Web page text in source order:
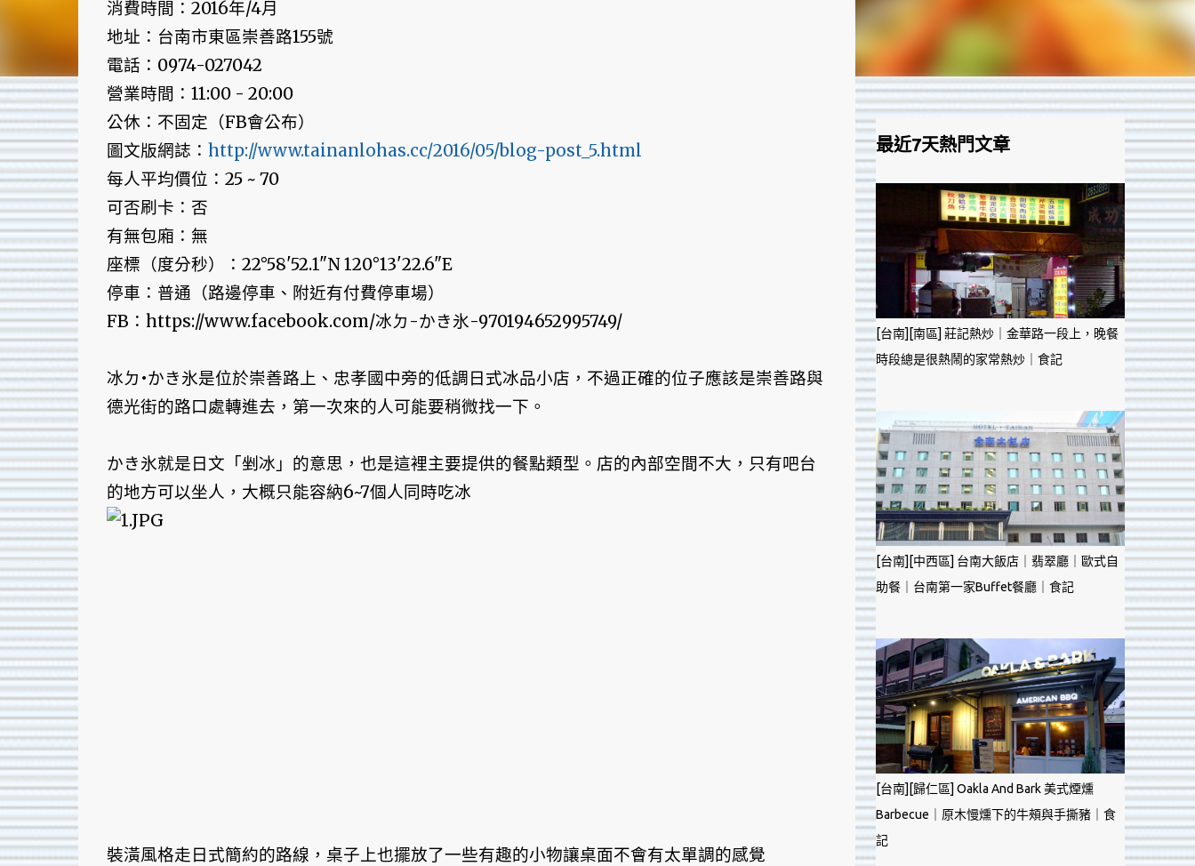
消費時間：2016年/4月
地址：台南市東區崇善路155號
電話：0974-027042
營業時間：11:00 - 20:00
公休：不固定（FB會公布）
圖文版網誌： http://www.tainanlohas.cc/2016/05/blog-post_5.html
每人平均價位：25 ~ 70
可否刷卡：否
有無包廂：無
座標（度分秒）：22°58'52.1"N 120°13'22.6"E
停車：普通（路邊停車、附近有付費停車場）
FB：https://www.facebook.com/冰ㄉ-かき氷-970194652995749/
冰ㄉ•かき氷是位於崇善路上、忠孝國中旁的低調日式冰品小店，不過正確的位子應該是崇善路與
德光街的路口處轉進去，第一次來的人可能要稍微找一下。
かき氷就是日文「剉冰」的意思，也是這裡主要提供的餐點類型。店的內部空間不大，只有吧台
的地方可以坐人，大概只能容納6~7個人同時吃冰
裝潢風格走日式簡約的路線，桌子上也擺放了一些有趣的小物讓桌面不會有太單調的感覺
最近7天熱門文章
[台南][南區] 莊記熱炒｜金華路一段上，晚餐
時段總是很熱鬧的家常熱炒｜食記
[台南][中西區] 台南大飯店｜翡翠廳｜歐式自
助餐｜台南第一家Buffet餐廳｜食記
[台南][歸仁區] Oakla And Bark 美式煙燻
Barbecue｜原木慢燻下的牛頰與手撕豬｜食
記